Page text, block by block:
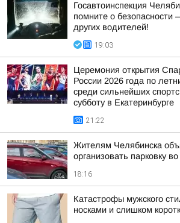
Госавтоинспекция
помните о безопасности
других водителей!
19:03
Церемония открытия
России 2026 года по
среди сильнейших
субботу в Екатеринбурге
21:22
Жителям Челябинска
организовать парковку
18:16
Катастрофы мужского
носками и слишком